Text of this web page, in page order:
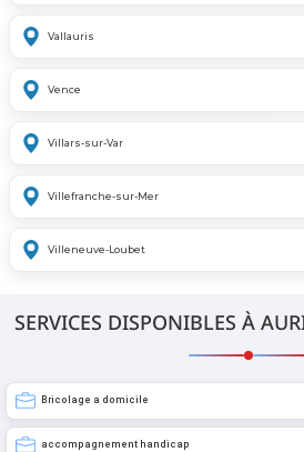
Vallauris
Vence
Villars-sur-Var
Villefranche-sur-Mer
Villeneuve-Loubet
SERVICES DISPONIBLES À
Bricolage a domicile
accompagnement handicap